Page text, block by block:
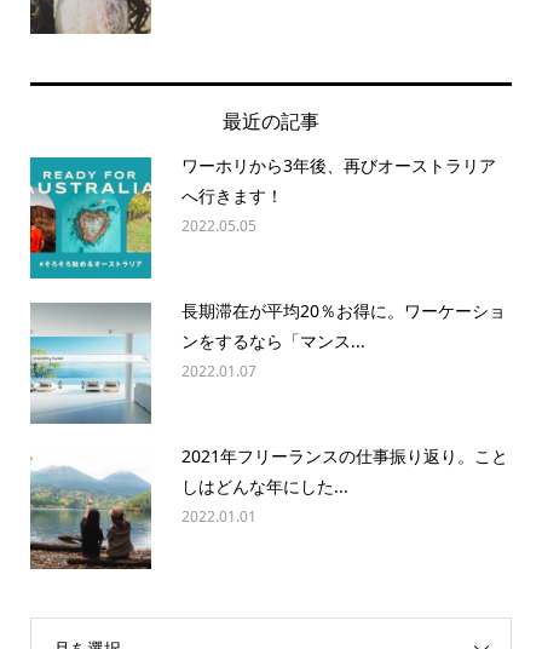
最近の記事
ワーホリから3年後、再びオーストラリア
へ行きます！
2022.05.05
長期滞在が平均20％お得に。ワーケーショ
ンをするなら「マンス...
2022.01.07
2021年フリーランスの仕事振り返り。こと
しはどんな年にした...
2022.01.01